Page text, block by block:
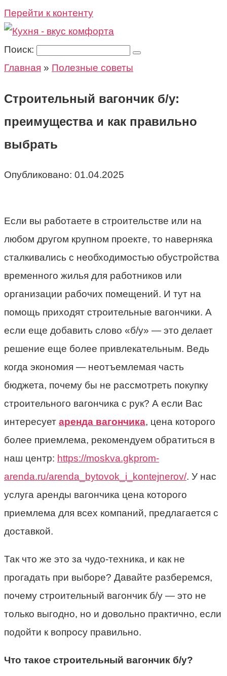
Перейти к контенту
Поиск:
Главная » Полезные советы
Строительный вагончик б/у:
преимущества и как правильно
выбрать
Опубликовано: 01.04.2025
Если вы работаете в строительстве или на
любом другом крупном проекте, то наверняка
сталкивались с необходимостью обустройства
временного жилья для работников или
организации рабочих помещений. И тут на
помощь приходят строительные вагончики. А
если еще добавить слово «б/у» — это делает
решение еще более привлекательным. Ведь
когда экономия — неотъемлемая часть
бюджета, почему бы не рассмотреть покупку
строительного вагончика с рук? А если Вас
интересует аренда вагончика, цена которого
более приемлема, рекомендуем обратиться в
наш центр: https://moskva.gkprom-
arenda.ru/arenda_bytovok_i_kontejnerov/. У нас
услуга аренды вагончика цена которого
приемлема для всех компаний, предлагается с
доставкой.
Так что же это за чудо-техника, и как не
прогадать при выборе? Давайте разберемся,
почему строительный вагончик б/у — это не
только выгодно, но и довольно практично, если
подойти к вопросу правильно.
Что такое строительный вагончик б/у?